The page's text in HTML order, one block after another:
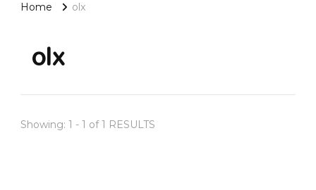
Home olx
olx
Showing: 1 - 1 of 1 RESULTS